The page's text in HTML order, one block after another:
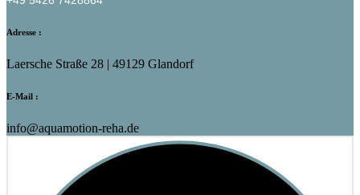
Adresse :
Laersche Straße 28 | 49129 Glandorf
E-Mail :
info@aquamotion-reha.de